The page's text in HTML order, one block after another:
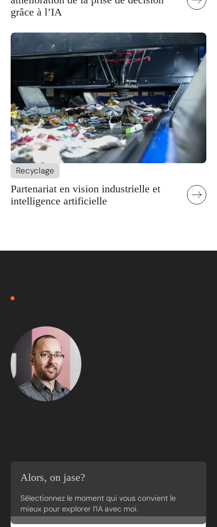
grâce à l’IA
Recyclage
Partenariat en vision industrielle et
intelligence artificielle
Alors, on jase?
Sélectionnez le moment qui vous convient le
mieux pour explorer l’IA avec moi.